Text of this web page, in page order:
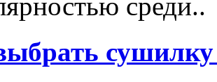
среди..